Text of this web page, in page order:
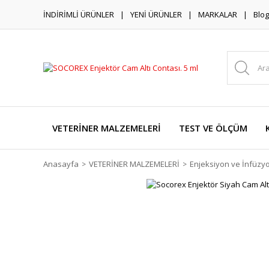
İNDİRİMLİ ÜRÜNLER YENİ ÜRÜNLER MARKALAR Blog
VETERİNER MALZEMELERİ TEST VE ÖLÇÜM
Anasayfa VETERİNER MALZEMELERİ Enjeksiyon ve